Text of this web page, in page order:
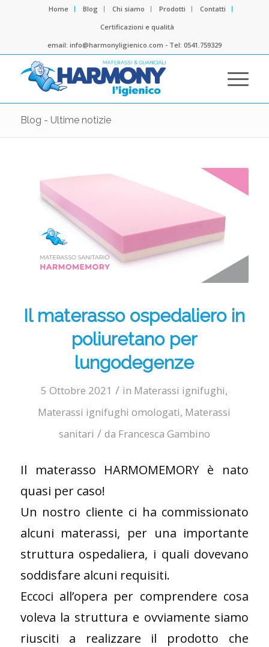
Home Blog Chi siamo Prodotti
Contatti
Certificazioni e qualità
email: info@harmonyligienico.com - Tel: 0541.759329
Blog - Ultime notizie
Il materasso ospedaliero in
poliuretano per
lungodegenze
5 Ottobre 2021 / in Materassi ignifughi,
Materassi ignifughi omologati, Materassi
sanitari / da Francesca Gambino
Il materasso HARMOMEMORY è nato
quasi per caso!
Un nostro cliente ci ha commissionato
alcuni materassi, per una importante
struttura ospedaliera, i quali dovevano
soddisfare alcuni requisiti.
Eccoci all’opera per comprendere cosa
voleva la struttura e ovviamente siamo
riusciti a realizzare il prodotto che